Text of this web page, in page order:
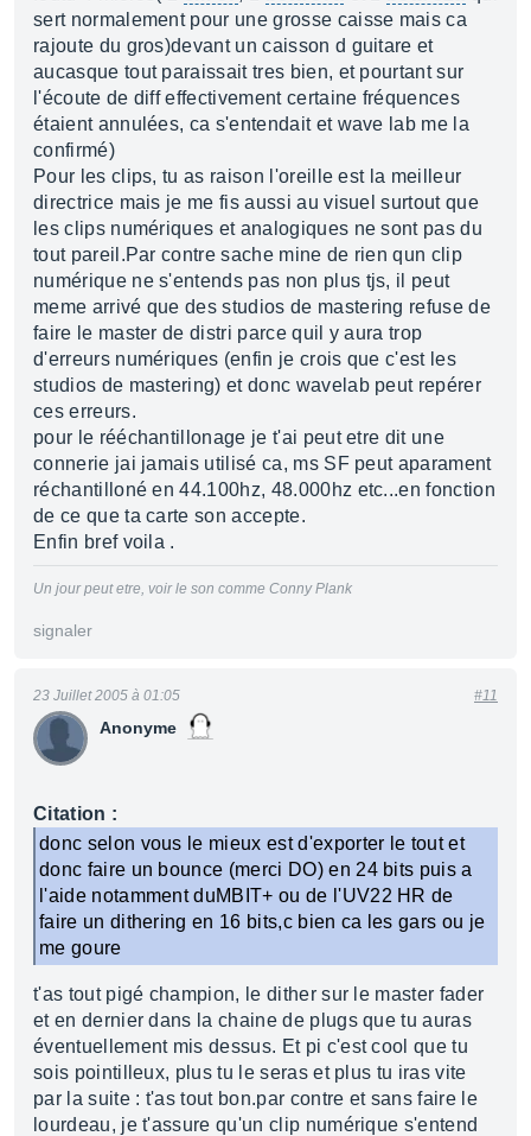
sert normalement pour une grosse caisse mais ca
rajoute du gros)devant un caisson d guitare et
aucasque tout paraissait tres bien, et pourtant sur
l'écoute de diff effectivement certaine fréquences
étaient annulées, ca s'entendait et wave lab me la
confirmé)
Pour les clips, tu as raison l'oreille est la meilleur
directrice mais je me fis aussi au visuel surtout que
les clips numériques et analogiques ne sont pas du
tout pareil.Par contre sache mine de rien qun clip
numérique ne s'entends pas non plus tjs, il peut
meme arrivé que des studios de mastering refuse de
faire le master de distri parce quil y aura trop
d'erreurs numériques (enfin je crois que c'est les
studios de mastering) et donc wavelab peut repérer
ces erreurs.
pour le rééchantillonage je t'ai peut etre dit une
connerie jai jamais utilisé ca, ms SF peut aparament
réchantilloné en 44.100hz, 48.000hz etc...en fonction
de ce que ta carte son accepte.
Enfin bref voila .
Un jour peut etre, voir le son comme Conny Plank
signaler
Anonyme
23 Juillet 2005 à 01:05 #11
Citation :
donc selon vous le mieux est d'exporter le tout et
donc faire un bounce (merci DO) en 24 bits puis a
l'aide notamment duMBIT+ ou de l'UV22 HR de
faire un dithering en 16 bits,c bien ca les gars ou je
me goure
t'as tout pigé champion, le dither sur le master fader
et en dernier dans la chaine de plugs que tu auras
éventuellement mis dessus. Et pi c'est cool que tu
sois pointilleux, plus tu le seras et plus tu iras vite
par la suite : t'as tout bon.par contre et sans faire le
lourdeau, je t'assure qu'un clip numérique s'entend